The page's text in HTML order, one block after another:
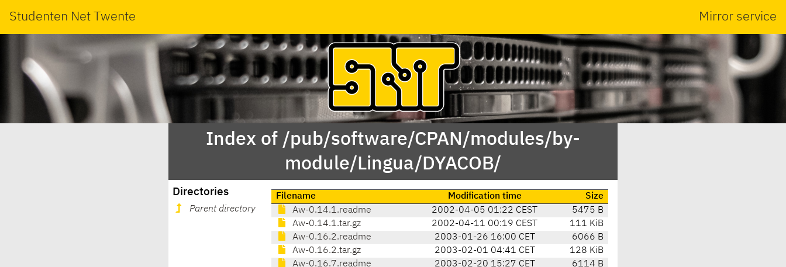
Studenten Net Twente Mirror service
Index of /pub/software/CPAN/modules/by-
module/Lingua/DYACOB/
Directories
Parent directory
Filename Modification time
Size
Aw-0.14.1.readme
2002-04-05 01:22 CEST
5475 B
Aw-0.14.1.tar.gz
2002-04-11 00:19 CEST
111 KiB
Aw-0.16.2.readme
2003-01-26 16:00 CET
6066 B
Aw-0.16.2.tar.gz
2003-02-01 04:41 CET
128 KiB
Aw-0.16.7.readme
2003-02-20 15:27 CET
6114 B